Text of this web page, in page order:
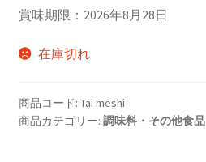
賞味期限：2026年8月28日
在庫切れ
商品コード: Tai meshi
商品カテゴリー: 調味料・その他食品